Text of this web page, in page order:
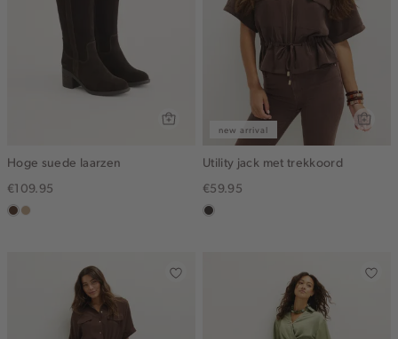
Hoge suede laarzen
€109.95
donkerbruin
zand
new arrival
Utility jack met trekkoord
€59.95
choco